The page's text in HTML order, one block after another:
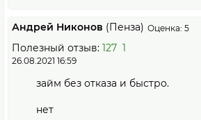
Андрей Никонов (Пенза) Оценка: 5
Полезный отзыв: 127 1
26.08.2021 16:59
займ без отказа и быстро.
нет